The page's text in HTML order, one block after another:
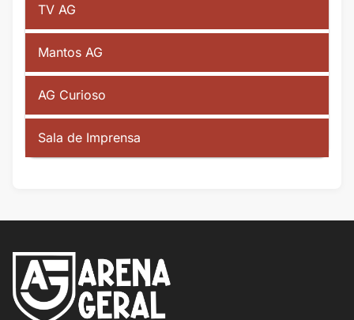
TV AG
Mantos AG
AG Curioso
Sala de Imprensa